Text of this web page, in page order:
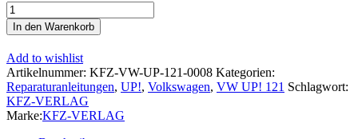
VW
Up!
Typ
121
2011-
2016
Fahrwerk
Achsen
Lenkung
In den Warenkorb
Add to wishlist
Artikelnummer: KFZ-VW-UP-121-0008 Kategorien:
Reparaturanleitungen, UP!, Volkswagen, VW UP! 121 Schlagwort:
KFZ-VERLAG
Marke:KFZ-VERLAG